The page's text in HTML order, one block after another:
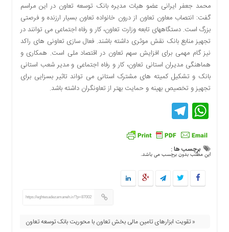
محمد جعفر ایرانی عضو هیات مدیره بانک توسعه تعاون در این مراسم
گفت: انتصاب معاون تعاون از درون خانواده تعاون بسیار ارزنده و فرصتی
بزرگ است. دستگاههای تابعه وزارت تعاون، کار و رفاه اجتماعی می توانند در
تجهیز منابع بانک نقش موثری داشته باشند. فعال سازی تعاونی های راکد
نیز گام مهمی برای افزایش سهم تعاون در اقتصاد ملی است. همکاری و
هماهنگی مدیران استانی تعاون، کار و رفاه اجتماعی و مدیر شعب استانی
بانک و تشکیل کمیته های مشترک استانی می تواند تاثیر بسزایی برای
تجهیز و تخصیص بهینه و حمایت بهتر از تعاونگران داشته باشد.
WhatsApp
Telegram
برچسب ها :
این مطلب بدون برچسب می باشد.
https://eghtesadezamaneh.ir/?p=87002
« تقویت ابزارهای تامین مالی بخش تعاون با محوریت بانک توسعه تعاون